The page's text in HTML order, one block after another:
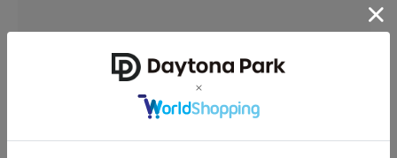
EENY × FREAK'S STORE サンシェード
タイムセール
Wpc.
UVカット接触冷感クロッシェハット
2,607 21%OFF